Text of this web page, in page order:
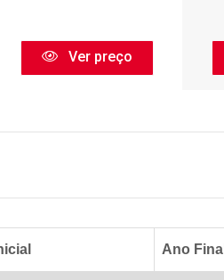
Ver preço
Ano Final